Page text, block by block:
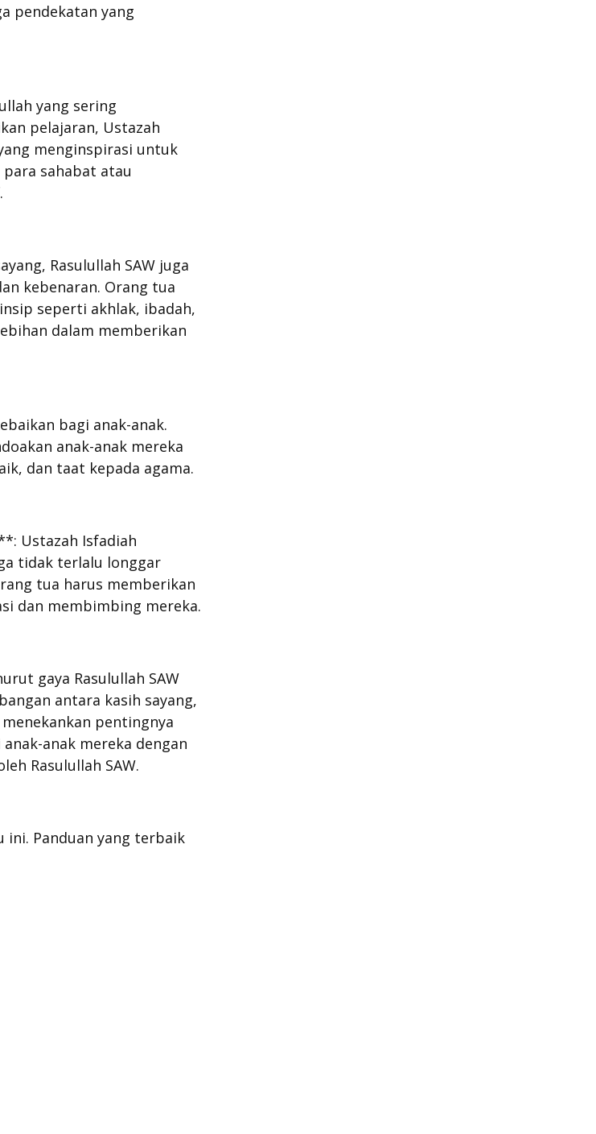
pendekatan yang
yang sering
pelajaran, Ustazah
menginspirasi untuk
sahabat atau
Rasulullah SAW juga
kebenaran. Orang tua
seperti akhlak, ibadah,
dalam memberikan
bagi anak-anak.
anak-anak mereka
dan taat kepada agama.
Ustazah Isfadiah
tidak terlalu longgar
tua harus memberikan
dan membimbing mereka.
gaya Rasulullah SAW
antara kasih sayang,
pentingnya
anak mereka dengan
Rasulullah SAW.
Panduan yang terbaik